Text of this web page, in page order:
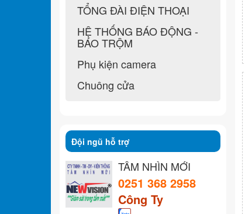
TỔNG ĐÀI ĐIỆN THOẠI
HỆ THỐNG BÁO ĐỘNG -
BÁO TRỘM
Phụ kiện camera
Chuông cửa
Đội ngũ hỗ trợ
TẦM NHÌN MỚI
0251 368 2958
Công Ty